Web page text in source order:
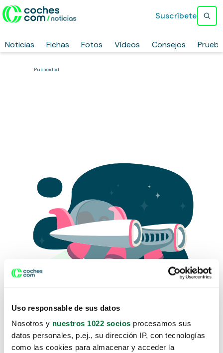
Uso responsable de sus datos
Nosotros y nuestros 1022 socios procesamos sus
datos personales, p.ej., su dirección IP, con tecnologías
como las cookies para almacenar y acceder la
Noticias Fichas Fotos Vídeos Consejos
Suscríbete
Publicidad